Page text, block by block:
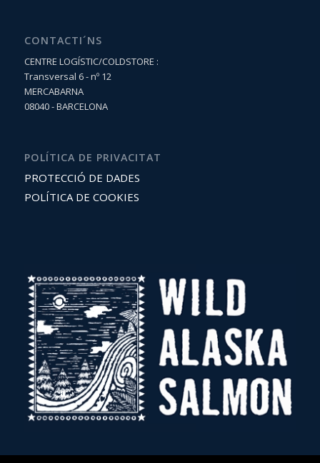
CONTACTI´NS
CENTRE LOGÍSTIC/COLDSTORE :
Transversal 6 - nº 12
MERCABARNA
08040 - BARCELONA
POLÍTICA DE PRIVACITAT
PROTECCIÓ DE DADES
POLÍTICA DE COOKIES